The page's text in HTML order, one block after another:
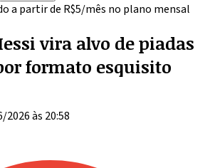
a partir de R$5/mês no plano mensal
vira alvo de piadas
formato esquisito
às 20:58